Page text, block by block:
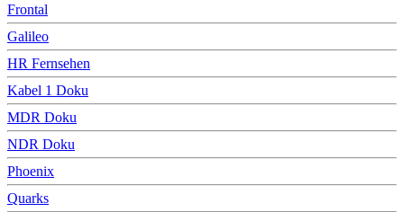
Frontal
Galileo
HR Fernsehen
Kabel 1 Doku
MDR Doku
NDR Doku
Phoenix
Quarks